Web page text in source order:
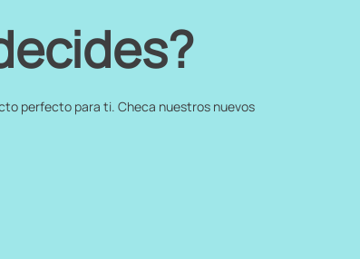
perfecto para ti. Checa nuestros nuevos